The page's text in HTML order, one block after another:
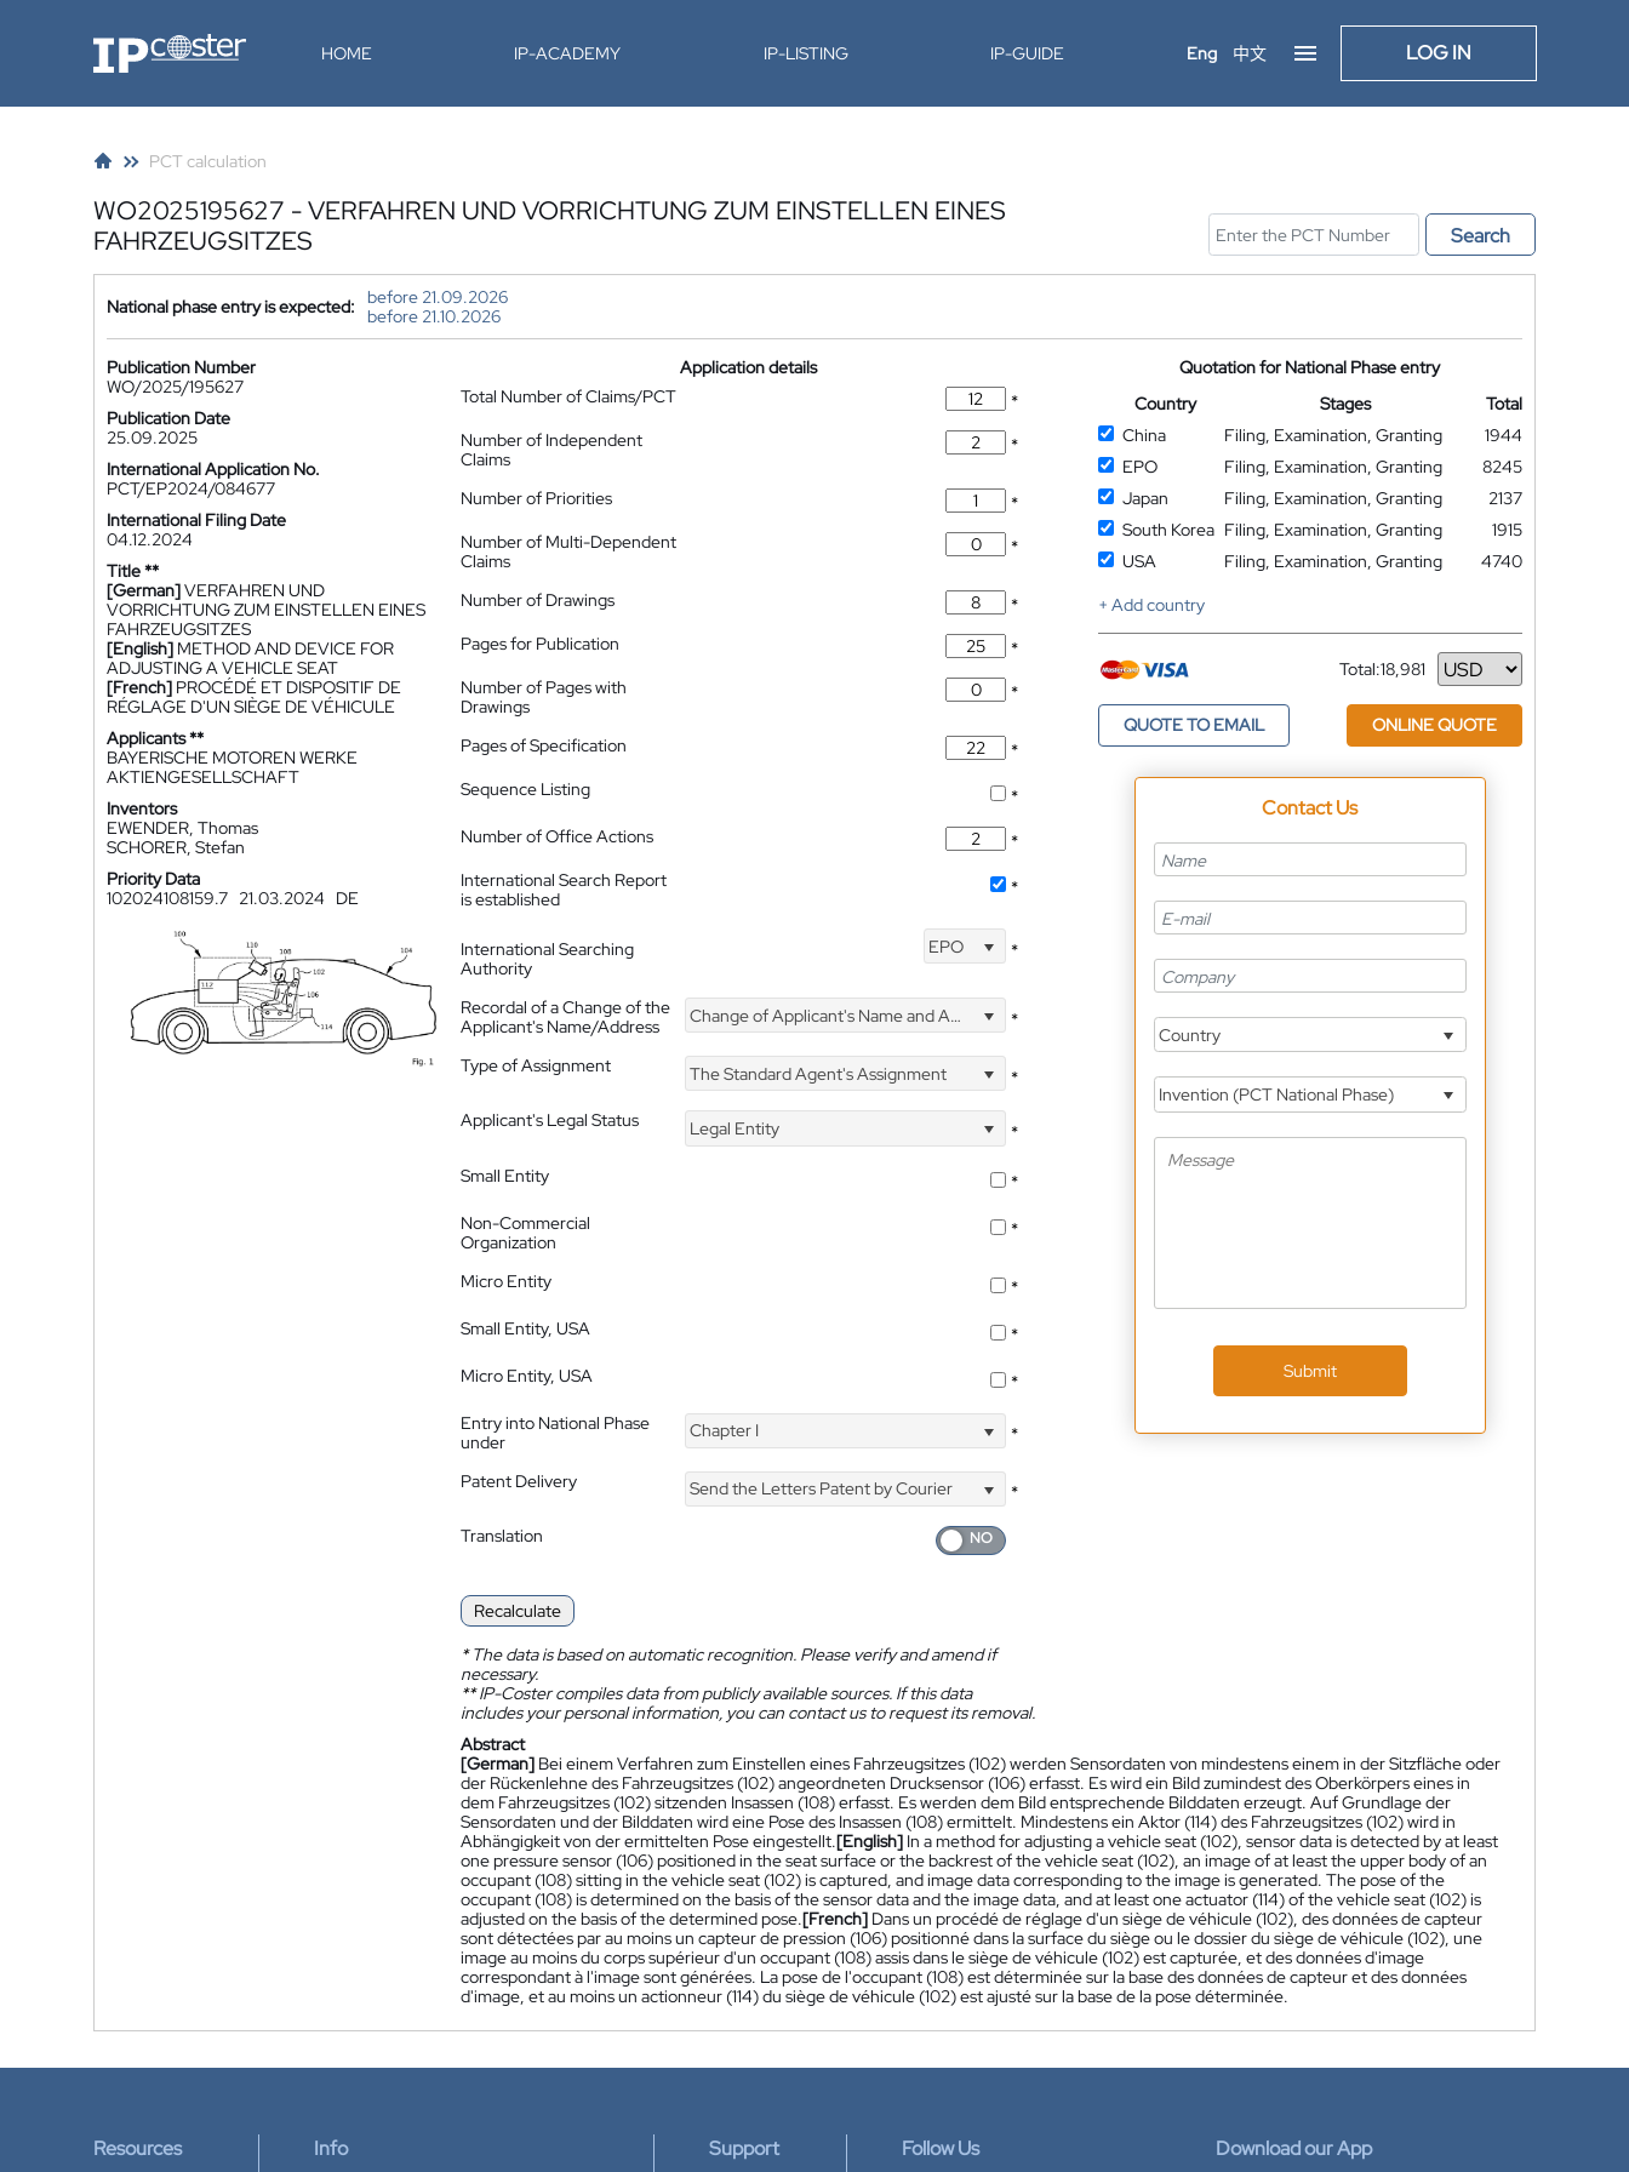
IP-Coster HOME IP-ACADEMY IP-LISTING IP-GUIDE Eng 中文 LOG IN
PCT calculation
WO2025195627 - VERFAHREN UND VORRICHTUNG ZUM EINSTELLEN EINES
FAHRZEUGSITZES
Search
National phase entry is expected:
before 21.09.2026
before 21.10.2026
Publication Number
WO/2025/195627
Publication Date
25.09.2025
International Application No.
PCT/EP2024/084677
International Filing Date
04.12.2024
Title **
[German]VERFAHREN UND
VORRICHTUNG ZUM EINSTELLEN EINES
FAHRZEUGSITZES
[English] METHOD AND DEVICE FOR
ADJUSTING A VEHICLE SEAT
[French] PROCÉDÉ ET DISPOSITIF DE
RÉGLAGE D'UN SIÈGE DE VÉHICULE
Applicants **
BAYERISCHE MOTOREN WERKE
AKTIENGESELLSCHAFT
Inventors
EWENDER, Thomas
SCHORER, Stefan
Priority Data
102024108159.7 21.03.2024 DE
Application details
Total Number of Claims/PCT
*
Number of Independent
Claims
*
Number of Priorities
*
Number of Multi-Dependent
Claims
*
Number of Drawings
*
Pages for Publication
*
Number of Pages with
Drawings
*
Pages of Specification
*
Sequence Listing
*
Number of Office Actions
*
International Search Report
is established
*
International Searching
Authority
EPO *
Recordal of a Change of the
Applicant's Name/Address
Change of Applicant's Name and Address *
Type of Assignment The Standard Agent's Assignment
*
Applicant's Legal Status
Legal Entity
*
Small Entity
*
Non-Commercial
Organization
*
Micro Entity
*
Small Entity, USA
*
Micro Entity, USA
*
Entry into National Phase
under
Chapter I *
Patent Delivery Send the Letters Patent by Courier
*
Translation
Recalculate
*The data is based on automatic recognition. Please verify and amend if
necessary.
**IP-Coster compiles data from publicly available sources. If this data
includes your personal information, you can contact us to request its removal.
Quotation for National Phase entry
Country
Stages
Total
China
Filing, Examination, Granting
1944
EPO
Filing, Examination, Granting
8245
Japan
Filing, Examination, Granting
2137
South Korea Filing, Examination, Granting
1915
USA
Filing, Examination, Granting
4740
+ Add country
Total:18,981
Currency
QUOTE TO EMAIL ONLINE QUOTE
Contact Us
Country
Invention (PCT National Phase)
Submit
Abstract
[German] Bei einem Verfahren zum Einstellen eines Fahrzeugsitzes (102) werden Sensordaten von mindestens einem in der Sitzfläche oder
der Rückenlehne des Fahrzeugsitzes (102) angeordneten Drucksensor (106) erfasst. Es wird ein Bild zumindest des Oberkörpers eines in
dem Fahrzeugsitzes (102) sitzenden Insassen (108) erfasst. Es werden dem Bild entsprechende Bilddaten erzeugt. Auf Grundlage der
Sensordaten und der Bilddaten wird eine Pose des Insassen (108) ermittelt. Mindestens ein Aktor (114) des Fahrzeugsitzes (102) wird in
Abhängigkeit von der ermittelten Pose eingestellt.[English] In a method for adjusting a vehicle seat (102), sensor data is detected by at least
one pressure sensor (106) positioned in the seat surface or the backrest of the vehicle seat (102), an image of at least the upper body of an
occupant (108) sitting in the vehicle seat (102) is captured, and image data corresponding to the image is generated. The pose of the
occupant (108) is determined on the basis of the sensor data and the image data, and at least one actuator (114) of the vehicle seat (102) is
adjusted on the basis of the determined pose.[French] Dans un procédé de réglage d'un siège de véhicule (102), des données de capteur
sont détectées par au moins un capteur de pression (106) positionné dans la surface du siège ou le dossier du siège de véhicule (102), une
image au moins du corps supérieur d'un occupant (108) assis dans le siège de véhicule (102) est capturée, et des données d'image
correspondant à l'image sont générées. La pose de l'occupant (108) est déterminée sur la base des données de capteur et des données
d'image, et au moins un actionneur (114) du siège de véhicule (102) est ajusté sur la base de la pose déterminée.
Resources Info Support Follow Us Download our App